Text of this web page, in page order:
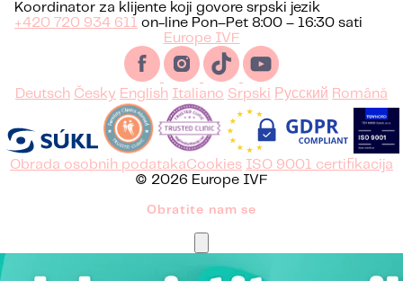
Koordinator za klijente koji govore srpski jezik
+420 720 934 611 on-line Pon–Pet 8:00 – 16:30 sati
Europe IVF
Deutsch Česky English Italiano Srpski Русский Română
Obrada osobnih podatakaCookies ISO 9001 certifikacija
© 2026 Europe IVF
Obratite nam se